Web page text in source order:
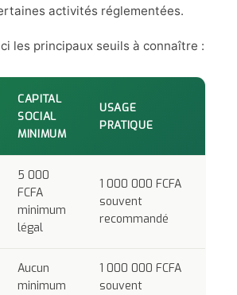
activités réglementées.
les principaux seuils à connaître :
CAPITAL
SOCIAL
MINIMUM
USAGE
PRATIQUE
5 000
FCFA
minimum
légal
1 000 000 FCFA
souvent
recommandé
Aucun
minimum
1 000 000 FCFA
souvent